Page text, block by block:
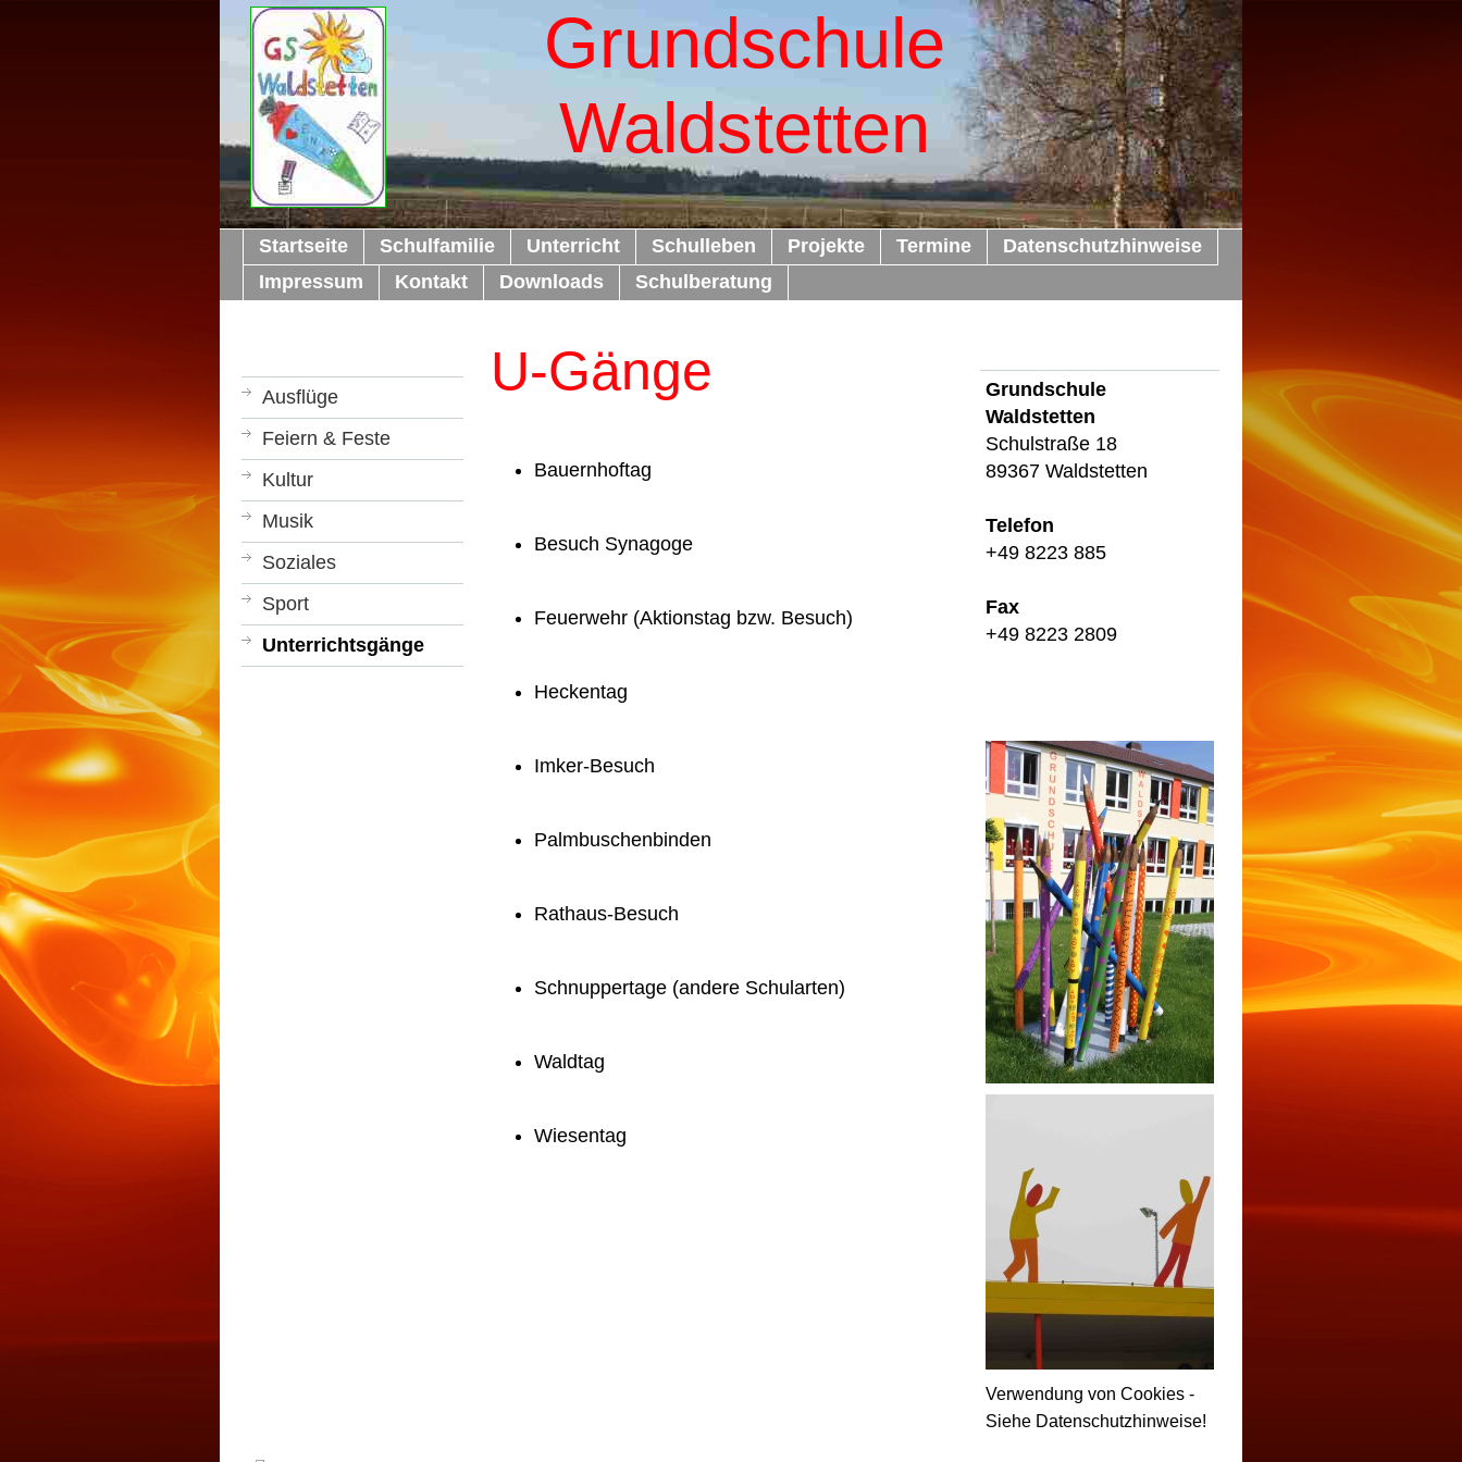
Grundschule
Waldstetten
Startseite Schulfamilie Unterricht Schulleben Projekte Termine
Datenschutzhinweise
Impressum
Kontakt Downloads Schulberatung
Ausflüge
Feiern & Feste
Kultur
Musik
Soziales
Sport
Unterrichtsgänge
U-Gänge
Bauernhoftag
Besuch Synagoge
Feuerwehr (Aktionstag bzw. Besuch)
Heckentag
Imker-Besuch
Palmbuschenbinden
Rathaus-Besuch
Schnuppertage (andere Schularten)
Waldtag
Wiesentag
Grundschule
Waldstetten
Schulstraße 18
89367 Waldstetten
Telefon
+49 8223 885
Fax
+49 8223 2809
Verwendung von Cookies -
Siehe Datenschutzhinweise!